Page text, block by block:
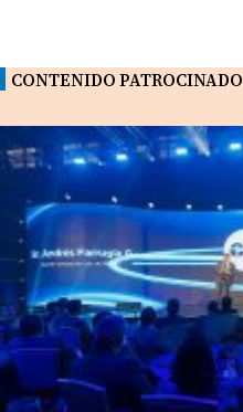
CONTENIDO PATROCINADO